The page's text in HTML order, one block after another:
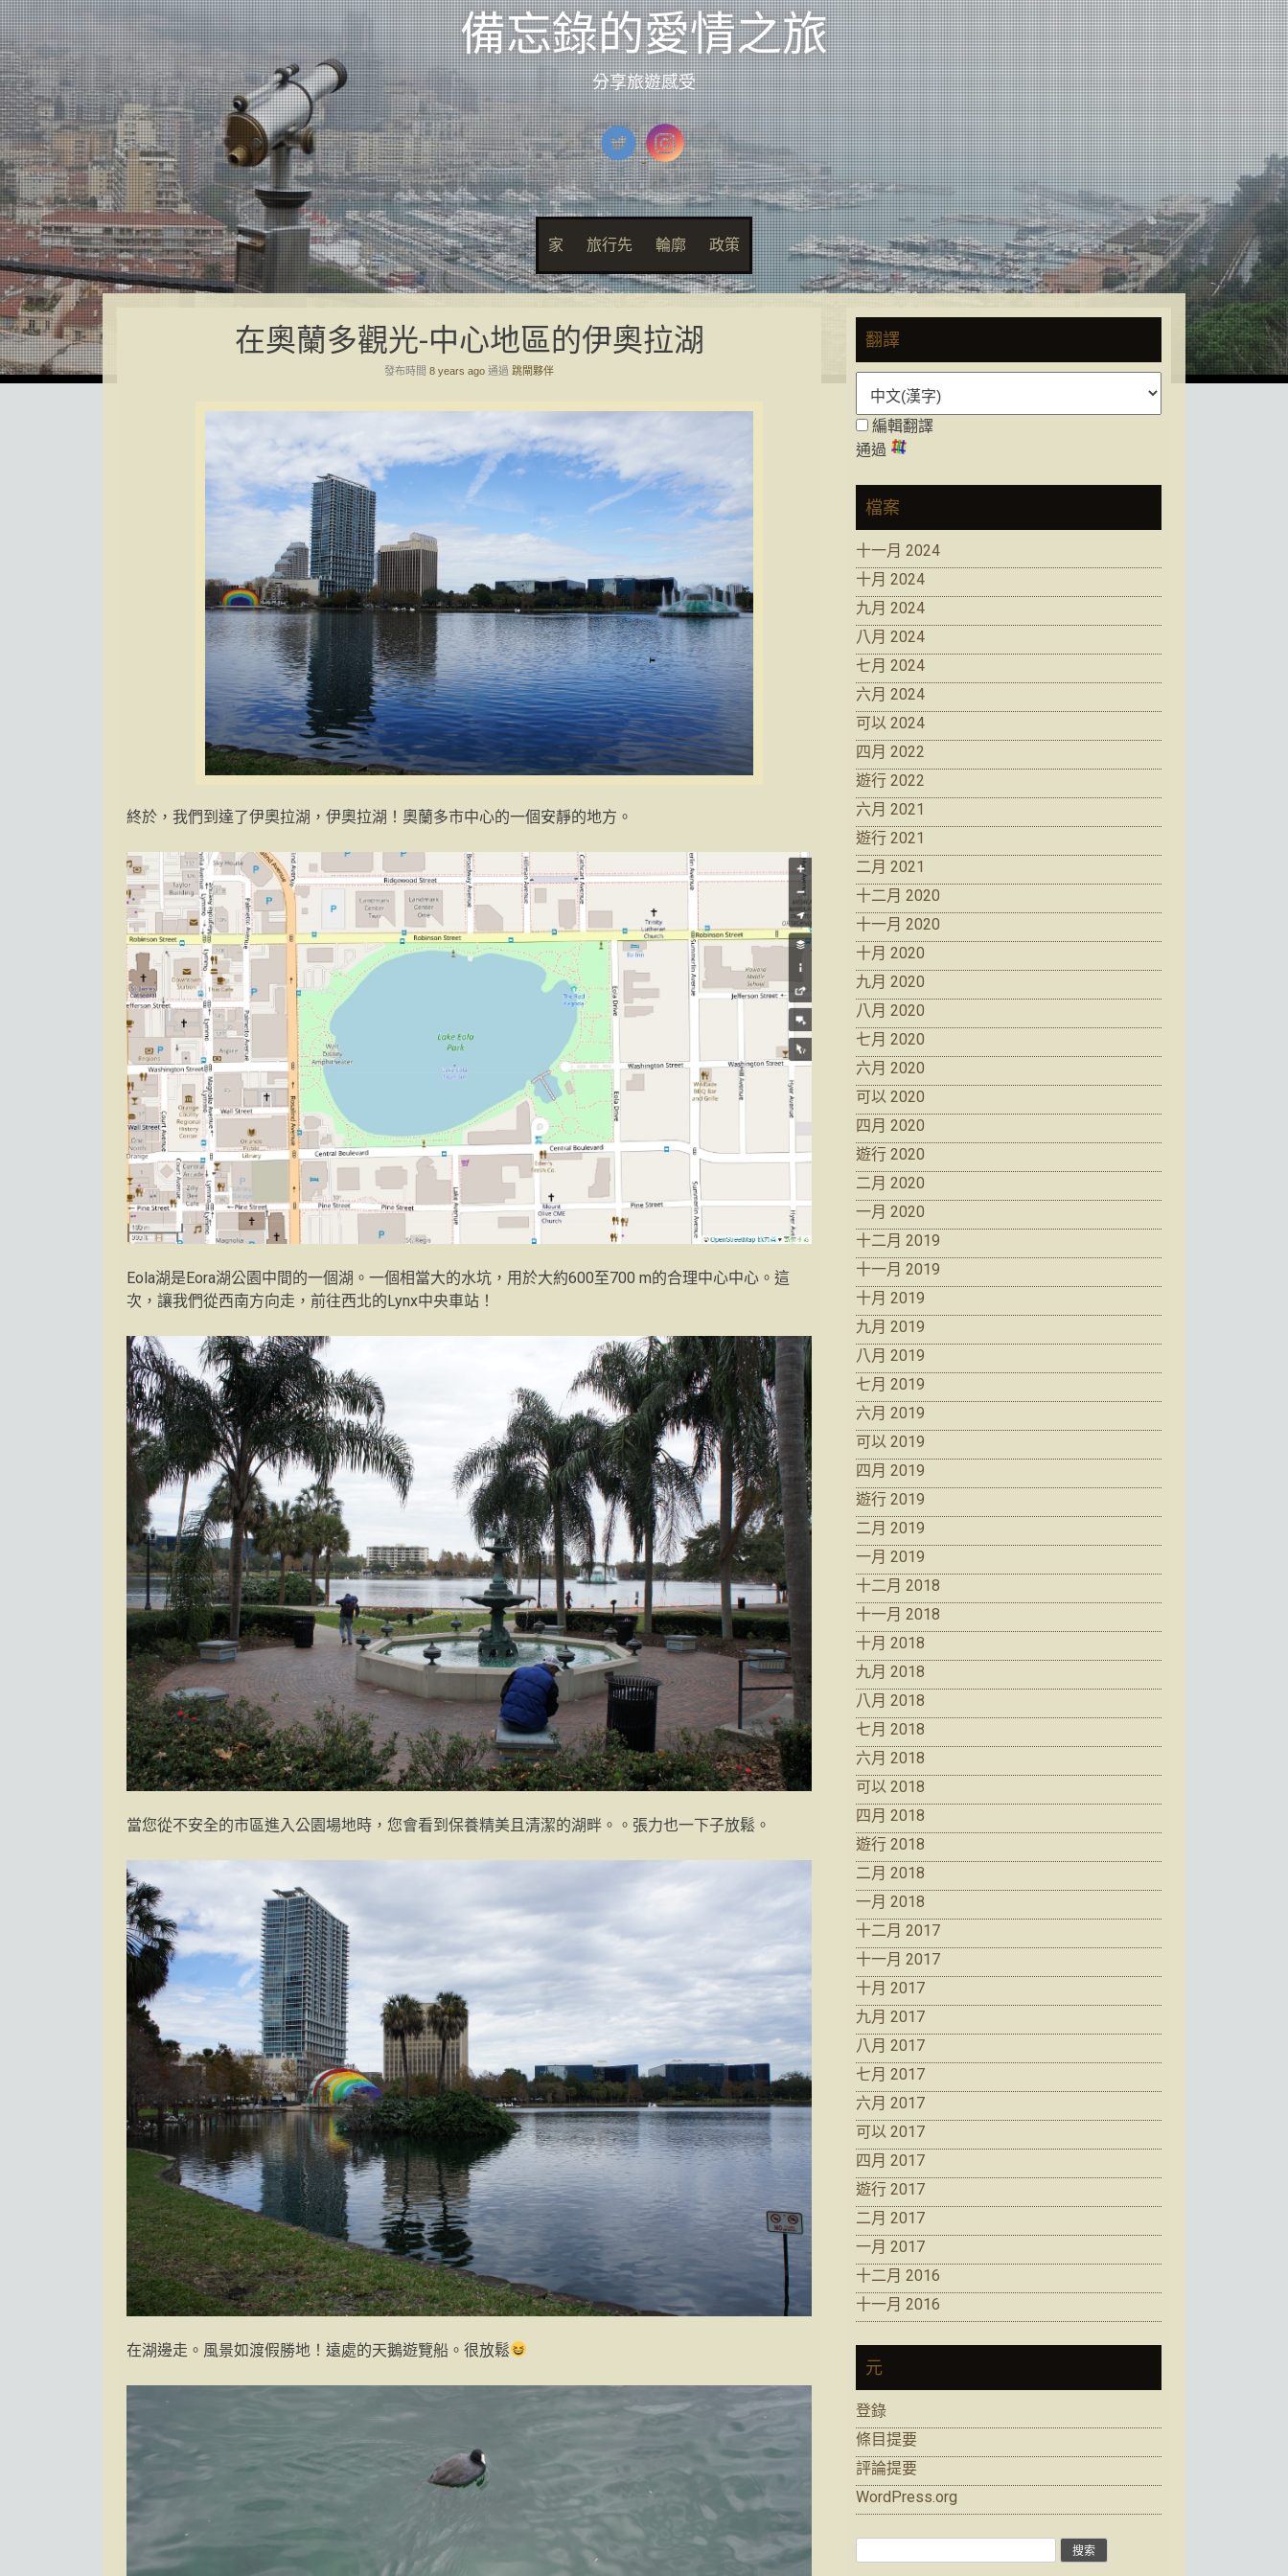
備忘錄的愛情之旅
分享旅遊感受
家 旅行先 輪廓 政策
在奧蘭多觀光-中心地區的伊奧拉湖
發布時間 8 years ago 通過 跳閘夥伴
終於，我們到達了伊奧拉湖，伊奧拉湖！奧蘭多市中心的一個安靜的地方。
Eola湖是Eora湖公園中間的一個湖。一個相當大的水坑，用於大約600至700 m的合理中心中心。這
次，讓我們從西南方向走，前往西北的Lynx中央車站！
當您從不安全的市區進入公園場地時，您會看到保養精美且清潔的湖畔。。張力也一下子放鬆。
在湖邊走。風景如渡假勝地！遠處的天鵝遊覽船。很放鬆
翻譯
編輯翻譯
通過
檔案
十一月 2024
十月 2024
九月 2024
八月 2024
七月 2024
六月 2024
可以 2024
四月 2022
遊行 2022
六月 2021
遊行 2021
二月 2021
十二月 2020
十一月 2020
十月 2020
九月 2020
八月 2020
七月 2020
六月 2020
可以 2020
四月 2020
遊行 2020
二月 2020
一月 2020
十二月 2019
十一月 2019
十月 2019
九月 2019
八月 2019
七月 2019
六月 2019
可以 2019
四月 2019
遊行 2019
二月 2019
一月 2019
十二月 2018
十一月 2018
十月 2018
九月 2018
八月 2018
七月 2018
六月 2018
可以 2018
四月 2018
遊行 2018
二月 2018
一月 2018
十二月 2017
十一月 2017
十月 2017
九月 2017
八月 2017
七月 2017
六月 2017
可以 2017
四月 2017
遊行 2017
二月 2017
一月 2017
十二月 2016
十一月 2016
元
登錄
條目提要
評論提要
WordPress.org